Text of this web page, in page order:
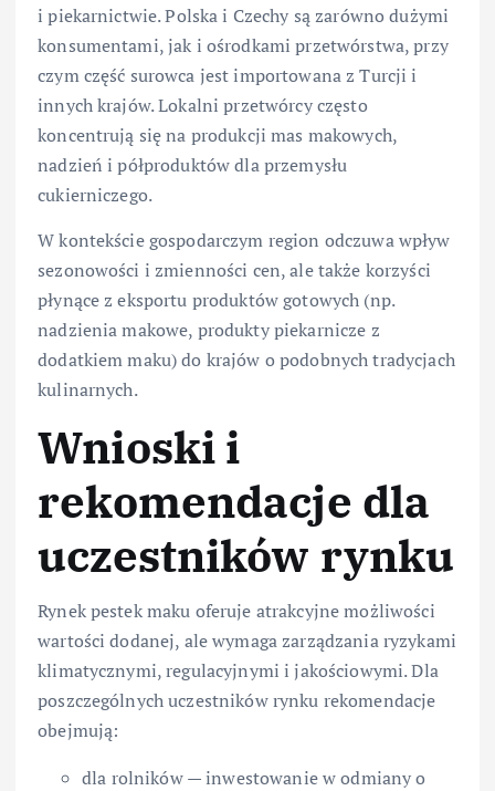
i piekarnictwie. Polska i Czechy są zarówno dużymi
konsumentami, jak i ośrodkami przetwórstwa, przy
czym część surowca jest importowana z Turcji i
innych krajów. Lokalni przetwórcy często
koncentrują się na produkcji mas makowych,
nadzień i półproduktów dla przemysłu
cukierniczego.
W kontekście gospodarczym region odczuwa wpływ
sezonowości i zmienności cen, ale także korzyści
płynące z eksportu produktów gotowych (np.
nadzienia makowe, produkty piekarnicze z
dodatkiem maku) do krajów o podobnych tradycjach
kulinarnych.
Wnioski i
rekomendacje dla
uczestników rynku
Rynek pestek maku oferuje atrakcyjne możliwości
wartości dodanej, ale wymaga zarządzania ryzykami
klimatycznymi, regulacyjnymi i jakościowymi. Dla
poszczególnych uczestników rynku rekomendacje
obejmują:
dla rolników — inwestowanie w odmiany o